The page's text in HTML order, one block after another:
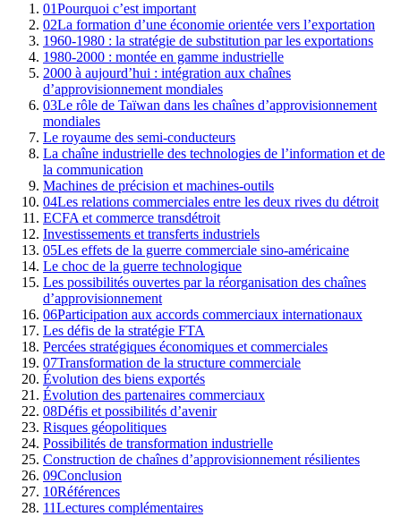
01Pourquoi c’est important
02La formation d’une économie orientée vers l’exportation
1960-1980 : la stratégie de substitution par les exportations
1980-2000 : montée en gamme industrielle
2000 à aujourd’hui : intégration aux chaînes
d’approvisionnement mondiales
03Le rôle de Taïwan dans les chaînes d’approvisionnement
mondiales
Le royaume des semi-conducteurs
La chaîne industrielle des technologies de l’information et de
la communication
Machines de précision et machines-outils
04Les relations commerciales entre les deux rives du détroit
ECFA et commerce transdétroit
Investissements et transferts industriels
05Les effets de la guerre commerciale sino-américaine
Le choc de la guerre technologique
Les possibilités ouvertes par la réorganisation des chaînes
d’approvisionnement
06Participation aux accords commerciaux internationaux
Les défis de la stratégie FTA
Percées stratégiques économiques et commerciales
07Transformation de la structure commerciale
Évolution des biens exportés
Évolution des partenaires commerciaux
08Défis et possibilités d’avenir
Risques géopolitiques
Possibilités de transformation industrielle
Construction de chaînes d’approvisionnement résilientes
09Conclusion
10Références
11Lectures complémentaires